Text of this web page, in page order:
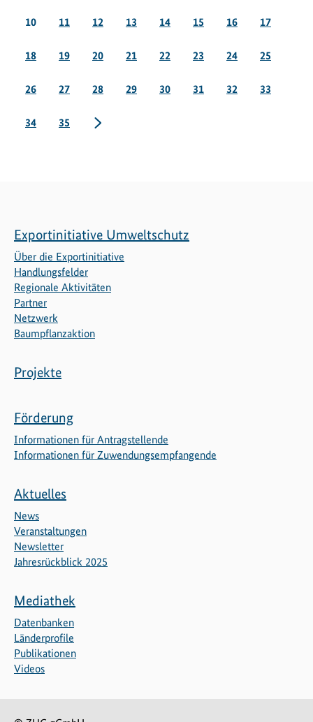
Seite
10 Seite
11 Seite
12 Seite
13 Seite
14 Seite
15 Seite
16 Seite
17
Seite
18 Seite
19 Seite
20 Seite
21 Seite
22 Seite
23 Seite
24 Seite
25
Seite
26 Seite
27 Seite
28 Seite
29 Seite
30 Seite
31 Seite
32 Seite
33
Seite
34 Seite
35 nächste
Exportinitiative Umweltschutz
Über die Exportinitiative
Handlungsfelder
Regionale Aktivitäten
Partner
Netzwerk
Baumpflanzaktion
Projekte
Förderung
Informationen für Antragstellende
Informationen für Zuwendungsempfangende
Aktuelles
News
Veranstaltungen
Newsletter
Jahresrückblick 2025
Mediathek
Datenbanken
Länderprofile
Publikationen
Videos